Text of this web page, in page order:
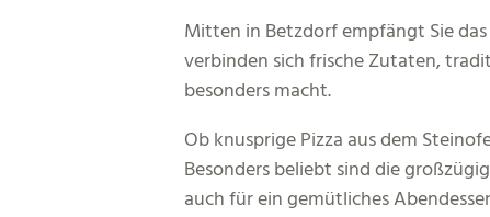
Mitten in Betzdorf empfängt Sie
verbinden sich frische Zutaten,
besonders macht.
Ob knusprige Pizza aus dem
Besonders beliebt sind die
auch für ein gemütliches